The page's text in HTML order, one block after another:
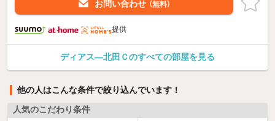
お問い合わせ （無料）
提供
ディアス—北田Ｃのすべての部屋を見る
他の人はこんな条件で絞り込んでいます！
人気のこだわり条件